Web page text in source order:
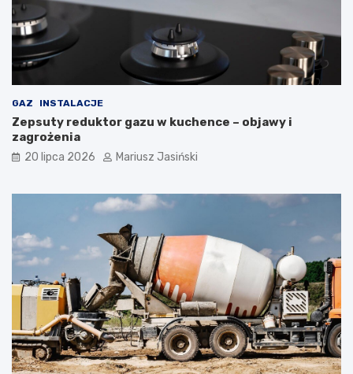
GAZ INSTALACJE
Zepsuty reduktor gazu w kuchence – objawy i
zagrożenia
20 lipca 2026 Mariusz Jasiński